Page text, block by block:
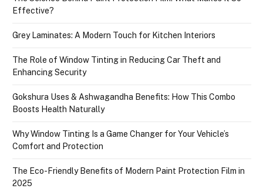
Effective?
Grey Laminates: A Modern Touch for Kitchen Interiors
The Role of Window Tinting in Reducing Car Theft and
Enhancing Security
Gokshura Uses & Ashwagandha Benefits: How This Combo
Boosts Health Naturally
Why Window Tinting Is a Game Changer for Your Vehicle’s
Comfort and Protection
The Eco-Friendly Benefits of Modern Paint Protection Film in
2025